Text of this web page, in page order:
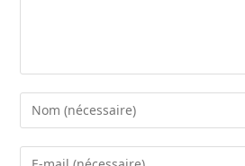
Enter
your
name
Enter